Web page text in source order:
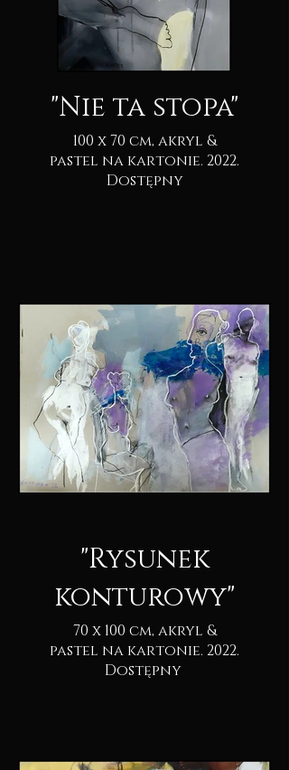
"Nie ta stopa"
100 x 70 cm, akryl &
pastel na kartonie. 2022.
Dostępny
"Rysunek
konturowy"
70 x 100 cm, akryl &
pastel na kartonie. 2022.
Dostępny